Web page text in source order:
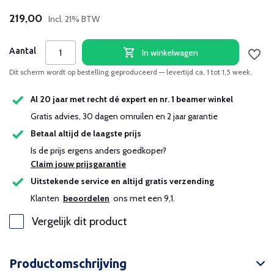
219,00 Incl. 21% BTW
Aantal In winkelwagen
Dit scherm wordt op bestelling geproduceerd — levertijd ca. 1 tot 1,5 week.
Al 20 jaar met recht dé expert en nr. 1 beamer winkel
Gratis advies, 30 dagen omruilen en 2 jaar garantie
Betaal altijd de laagste prijs
Is de prijs ergens anders goedkoper?
Claim jouw prijsgarantie
Uitstekende service en altijd gratis verzending
Klanten beoordelen ons met een 9,1.
Vergelijk dit product
Productomschrijving